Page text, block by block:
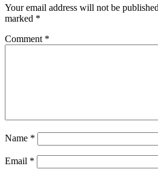
Your email address will not be
marked *
Comment *
Name *
Email *